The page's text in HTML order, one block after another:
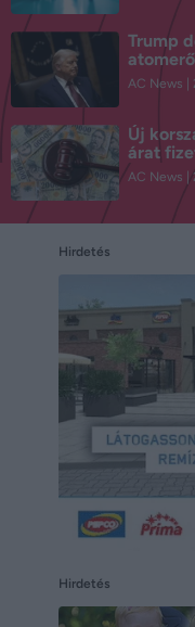
Trump
AC News
Új
árat
AC News
Hirdetés
Hirdetés